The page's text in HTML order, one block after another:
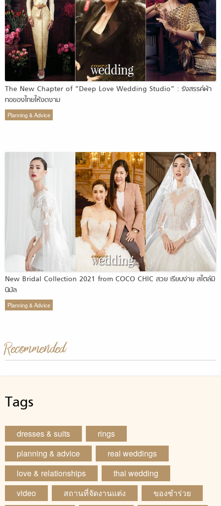
The New Chapter of “Deep Love Wedding Studio” : รังสรรค์ผ้า
ทอของไทยให้งดงาม
Planning & Advice
New Bridal Collection 2021 from COCO CHIC สวย เรียบง่าย สไตล์มิ
นิมัล
Planning & Advice
Recommended
Tags
dresses & suits
rings
planning & advice
real weddings
love & relationships
thai wedding
video
สถานที่จัดงานแต่ง
ของชำร่วย